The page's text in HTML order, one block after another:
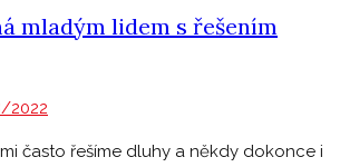
mladým lidem s řešením
2022
často řešíme dluhy a někdy dokonce i